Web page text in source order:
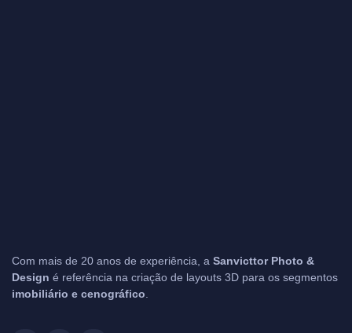
Com mais de 20 anos de experiência, a Sanvicttor Photo &
Design é referência na criação de layouts 3D para os segmentos
imobiliário e cenográfico